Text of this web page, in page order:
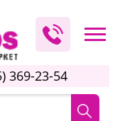
369-23-54